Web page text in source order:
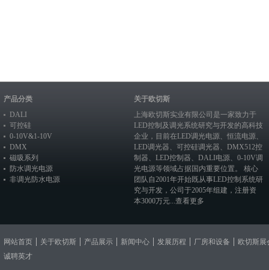
产品分类
DALI
可控硅
0-10V&1-10V
DMX
磁吸系列
防水调光电源
非调光防水电源
关于欧切斯
上海欧切斯实业有限公司是一家致力于
LED控制及调光系统研究与开发的高科技
企业，目前在LED调光电源、恒流电源、
LED调光器、 可控硅调光器、 DMX512控
制器、 LED控制器、 DALI电源、 0-10V调
光电源等领域占据国内重要位置。 核心
团队自2001年开始既从事LED控制系统研
究与开发，公司于2005年组建，注册资
本3000万元...查看更多
网站首页 关于欧切斯 产品展示 新闻中心 发展历程 厂房和设备
欧切斯展
诚聘英才